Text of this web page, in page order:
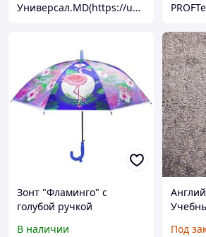
Универсал.MD(https://universal.prom.md/)
Зонт "Фламинго" с
голубой ручкой
В наличии
Под